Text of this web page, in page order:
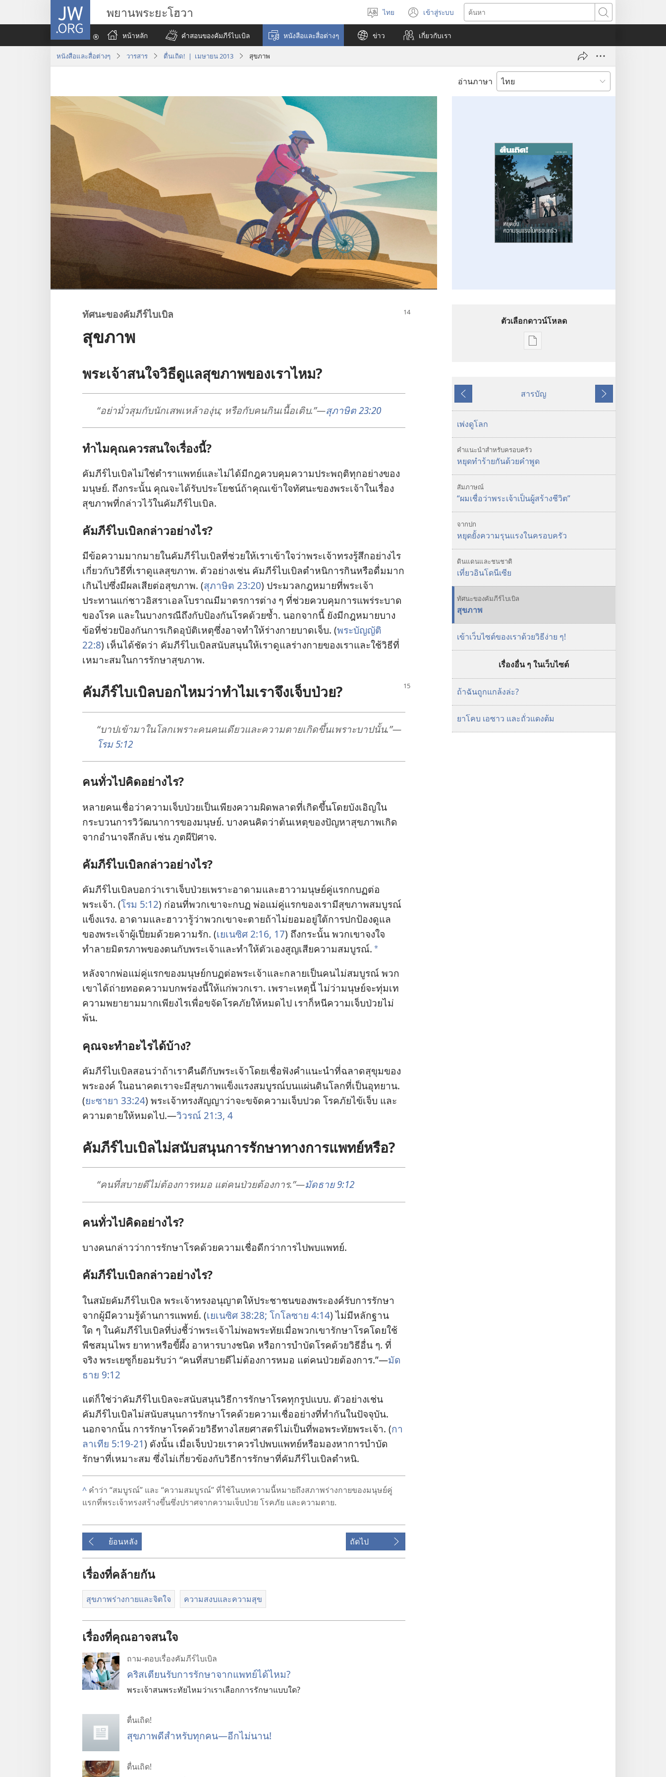
JW.ORG พยานพระยะโฮวา
เลือก
ภาษา
ไทย เข้าสู่ระบบ
(เปิด
หน้าต่าง
ใหม่)
ค้นหา
หน้าหลัก
คำสอนของคัมภีร์ไบเบิล หนังสือและสื่อต่างๆ ข่าว เกี่ยว​กับ​เรา
หนังสือและสื่อต่างๆ วารสาร ตื่นเถิด! | เมษายน 2013 สุขภาพ
อ่านภาษา
ทัศนะ​ของ​คัมภีร์​ไบเบิล
สุขภาพ
พระเจ้า​สนใจ​วิธี​ดู​แล​สุขภาพ​ของ​เรา​ไหม?
“อย่า​มั่วสุม​กับ​นัก​เสพ​เหล้า​องุ่น; หรือ​กับ​คน​กิน​เนื้อ​เติบ.”—สุภาษิต 23:20
ทำไม​คุณ​ควร​สนใจ​เรื่อง​นี้?
คัมภีร์​ไบเบิล​ไม่​ใช่​ตำรา​แพทย์​และ​ไม่​ได้​มี​กฎ​ควบคุม​ความ​ประพฤติ​ทุก​อย่าง​ของ​
มนุษย์. ถึง​กระนั้น คุณ​จะ​ได้​รับ​ประโยชน์​ถ้า​คุณ​เข้าใจ​ทัศนะ​ของ​พระเจ้า​ใน​เรื่อง​
สุขภาพ​ที่​กล่าว​ไว้​ใน​คัมภีร์​ไบเบิล.
คัมภีร์​ไบเบิล​กล่าว​อย่าง​ไร?
มี​ข้อ​ความ​มาก​มาย​ใน​คัมภีร์​ไบเบิล​ที่​ช่วย​ให้​เรา​เข้าใจ​ว่า​พระเจ้า​ทรง​รู้สึก​อย่าง​ไร​
เกี่ยว​กับ​วิธี​ที่​เรา​ดู​แล​สุขภาพ. ตัว​อย่าง​เช่น คัมภีร์​ไบเบิล​ตำหนิ​การ​กิน​หรือ​ดื่ม​มาก​
เกิน​ไป​ซึ่ง​มี​ผล​เสีย​ต่อ​สุขภาพ. (สุภาษิต 23:20) ประมวล​กฎหมาย​ที่​พระเจ้า​
ประทาน​แก่​ชาว​อิสราเอล​โบราณ​มี​มาตรการ​ต่าง ๆ ที่​ช่วย​ควบคุม​การ​แพร่​ระบาด​
ของ​โรค และ​ใน​บาง​กรณี​ถึง​กับ​ป้องกัน​โรค​ด้วย​ซ้ำ. นอก​จาก​นี้ ยัง​มี​กฎหมาย​บาง​
ข้อ​ที่​ช่วย​ป้องกัน​การ​เกิด​อุบัติเหตุ​ซึ่ง​อาจ​ทำ​ให้​ร่าง​กาย​บาดเจ็บ. (พระ​บัญญัติ
22:8) เห็น​ได้​ชัด​ว่า คัมภีร์​ไบเบิล​สนับสนุน​ให้​เรา​ดู​แล​ร่าง​กาย​ของ​เรา​และ​ใช้​วิธี​ที่​
เหมาะ​สม​ใน​การ​รักษา​สุขภาพ.
คัมภีร์​ไบเบิล​บอก​ไหม​ว่า​ทำไม​เรา​จึง​เจ็บ​ป่วย?
“บาป​เข้า​มา​ใน​โลก​เพราะ​คน​คน​เดียว​และ​ความ​ตาย​เกิด​ขึ้น​เพราะ​บาป​นั้น.”—
โรม 5:12
คน​ทั่ว​ไป​คิด​อย่าง​ไร?
หลาย​คน​เชื่อ​ว่า​ความ​เจ็บ​ป่วย​เป็น​เพียง​ความ​ผิด​พลาด​ที่​เกิด​ขึ้น​โดย​บังเอิญ​ใน​
กระบวนการ​วิวัฒนาการ​ของ​มนุษย์. บาง​คน​คิด​ว่า​ต้น​เหตุ​ของ​ปัญหา​สุขภาพ​เกิด​
จาก​อำนาจ​ลึกลับ เช่น ภูตผี​ปิศาจ.
คัมภีร์​ไบเบิล​กล่าว​อย่าง​ไร?
คัมภีร์​ไบเบิล​บอก​ว่า​เรา​เจ็บ​ป่วย​เพราะ​อาดาม​และ​ฮาวา​มนุษย์​คู่​แรก​กบฏ​ต่อ​
พระเจ้า. (โรม 5:12) ก่อน​ที่​พวก​เขา​จะ​กบฏ พ่อ​แม่​คู่​แรก​ของ​เรา​มี​สุขภาพ​สมบูรณ์​
แข็งแรง. อาดาม​และ​ฮาวา​รู้​ว่า​พวก​เขา​จะ​ตาย​ถ้า​ไม่​ยอม​อยู่​ใต้​การ​ปก​ป้อง​ดู​แล​
ของ​พระเจ้า​ผู้​เปี่ยม​ด้วย​ความ​รัก. (เยเนซิศ 2:16, 17) ถึง​กระนั้น พวก​เขา​จงใจ​
ทำลาย​มิตรภาพ​ของ​ตน​กับ​พระเจ้า​และ​ทำ​ให้​ตัว​เอง​สูญ​เสีย​ความ​สมบูรณ์. *
หลัง​จาก​พ่อ​แม่​คู่​แรก​ของ​มนุษย์​กบฏ​ต่อ​พระเจ้า​และ​กลาย​เป็น​คน​ไม่​สมบูรณ์ พวก​
เขา​ได้​ถ่ายทอด​ความ​บกพร่อง​นี้​ให้​แก่​พวก​เรา. เพราะ​เหตุ​นี้ ไม่​ว่า​มนุษย์​จะ​ทุ่มเท​
ความ​พยายาม​มาก​เพียง​ไร​เพื่อ​ขจัด​โรค​ภัย​ให้​หมด​ไป เรา​ก็​หนี​ความ​เจ็บ​ป่วย​ไม่​
พ้น.
คุณ​จะ​ทำ​อะไร​ได้​บ้าง?
คัมภีร์​ไบเบิล​สอน​ว่า​ถ้า​เรา​คืน​ดี​กับ​พระเจ้า​โดย​เชื่อ​ฟัง​คำ​แนะ​นำ​ที่​ฉลาด​สุขุม​ของ​
พระองค์ ใน​อนาคต​เรา​จะ​มี​สุขภาพ​แข็งแรง​สมบูรณ์​บน​แผ่นดิน​โลก​ที่​เป็น​อุทยาน.
(ยะซายา 33:24) พระเจ้า​ทรง​สัญญา​ว่า​จะ​ขจัด​ความ​เจ็บ​ปวด โรค​ภัย​ไข้​เจ็บ และ​
ความ​ตาย​ให้​หมด​ไป.—วิวรณ์ 21:3, 4
คัมภีร์​ไบเบิล​ไม่​สนับสนุน​การ​รักษา​ทาง​การ​แพทย์​หรือ?
“คน​ที่​สบาย​ดี​ไม่​ต้องการ​หมอ แต่​คน​ป่วย​ต้องการ.”—มัดธาย 9:12
คน​ทั่ว​ไป​คิด​อย่าง​ไร?
บาง​คน​กล่าว​ว่า​การ​รักษา​โรค​ด้วย​ความ​เชื่อ​ดี​กว่า​การ​ไป​พบ​แพทย์.
คัมภีร์​ไบเบิล​กล่าว​อย่าง​ไร?
ใน​สมัย​คัมภีร์​ไบเบิล พระเจ้า​ทรง​อนุญาต​ให้​ประชาชน​ของ​พระองค์​รับ​การ​รักษา​
จาก​ผู้​มี​ความ​รู้​ด้าน​การ​แพทย์. (เยเนซิศ 38:28; โกโลซาย 4:14) ไม่​มี​หลักฐาน​
ใด ๆ ใน​คัมภีร์​ไบเบิล​ที่​บ่ง​ชี้​ว่า​พระเจ้า​ไม่​พอ​พระทัย​เมื่อ​พวก​เขา​รักษา​โรค​โดย​ใช้​
พืช​สมุนไพร ยา​ทา​หรือ​ขี้ผึ้ง อาหาร​บาง​ชนิด หรือ​การ​บำบัด​โรค​ด้วย​วิธี​อื่น ๆ. ที่​
จริง พระ​เยซู​ก็​ยอม​รับ​ว่า “คน​ที่​สบาย​ดี​ไม่​ต้องการ​หมอ แต่​คน​ป่วย​ต้องการ.”—มัด
ธาย 9:12
แต่​ก็​ใช่​ว่า​คัมภีร์​ไบเบิล​จะ​สนับสนุน​วิธี​การ​รักษา​โรค​ทุก​รูป​แบบ. ตัว​อย่าง​เช่น
คัมภีร์​ไบเบิล​ไม่​สนับสนุน​การ​รักษา​โรค​ด้วย​ความ​เชื่อ​อย่าง​ที่​ทำ​กัน​ใน​ปัจจุบัน.
นอก​จาก​นั้น การ​รักษา​โรค​ด้วย​วิธี​ทาง​ไสยศาสตร์​ไม่​เป็น​ที่​พอ​พระทัย​พระเจ้า. (กา
ลาเทีย 5:19-21) ดัง​นั้น เมื่อ​เจ็บ​ป่วย​เรา​ควร​ไป​พบ​แพทย์​หรือ​มอง​หา​การ​บำบัด​
รักษา​ที่​เหมาะ​สม ซึ่ง​ไม่​เกี่ยว​ข้อง​กับ​วิธี​การ​รักษา​ที่​คัมภีร์​ไบเบิล​ตำหนิ.
^ คำ​ว่า “สมบูรณ์” และ “ความ​สมบูรณ์” ที่​ใช้​ใน​บทความ​นี้​หมาย​ถึง​สภาพ​ร่าง​กาย​ของ​มนุษย์​คู่​
แรก​ที่​พระเจ้า​ทรง​สร้าง​ขึ้น​ซึ่ง​ปราศจาก​ความ​เจ็บ​ป่วย โรค​ภัย และ​ความ​ตาย.
ย้อนหลัง ถัดไป
เรื่องที่คล้ายกัน
สุขภาพร่างกายและจิตใจ ความสงบและความสุข
เรื่องที่คุณอาจสนใจ
ถาม-ตอบเรื่องคัมภีร์ไบเบิล
คริสเตียนรับการรักษาจากแพทย์ได้ไหม?
พระเจ้าสนพระทัยไหมว่าเราเลือกการรักษาแบบใด?
ตื่นเถิด!
สุขภาพดีสำหรับทุกคน—อีกไม่นาน!
ตื่นเถิด!
ตัวเลือกดาวน์โหลด
ตัว
สิ่ง
พิมพ์
ยั้ง
ความ
ใน
ครอบครัว
ย้อน
หลัง
สารบัญ
ถัด
ไป
เพ่งดูโลก
คำแนะนำสำหรับครอบครัว
หยุดทำร้ายกันด้วยคำพูด
สัมภาษณ์
“ผมเชื่อว่าพระเจ้าเป็นผู้สร้างชีวิต”
จากปก
หยุดยั้งความรุนแรงในครอบครัว
ดินแดนและชนชาติ
เที่ยวอินโดนีเซีย
ทัศนะของคัมภีร์ไบเบิล
สุขภาพ
เข้าเว็บไซต์ของเราด้วยวิธีง่าย ๆ!
เรื่องอื่น ๆ ในเว็บไซต์
ถ้าฉันถูกแกล้งล่ะ?
ยาโคบ เอซาว และถั่วแดงต้ม